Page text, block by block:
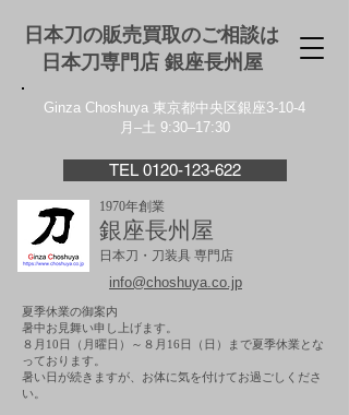
日本刀の販売買取のご相談は
日本刀専門店 銀座⻑州屋
Ginza Choshuya 東京都中央区銀座3-10-4
月–土 9:30–17:30
TEL 0120-123-622
1970年創業
銀座長州屋
日本刀・刀装具 専門店
info@choshuya.co.jp
夏季休業の御案内
暑中お見舞い申し上げます。
８月10日（月曜日）～８月16日（日）まで夏季休業とな
っております。
​暑い日が続きますが、お体に気を付けてお過ごしくださ
い。